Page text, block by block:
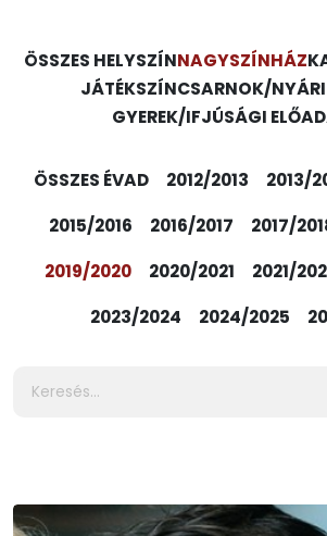
ÖSSZES HELYSZÍNNAGYSZÍNHÁZ
JÁTÉKSZÍNCSARNOK/
GYEREK/IFJÚSÁGI
ÖSSZES ÉVAD 2012/2013 2013/
2015/2016
2016/2017 2017/
2019/2020
2020/2021 2021/
2023/2024
2024/2025